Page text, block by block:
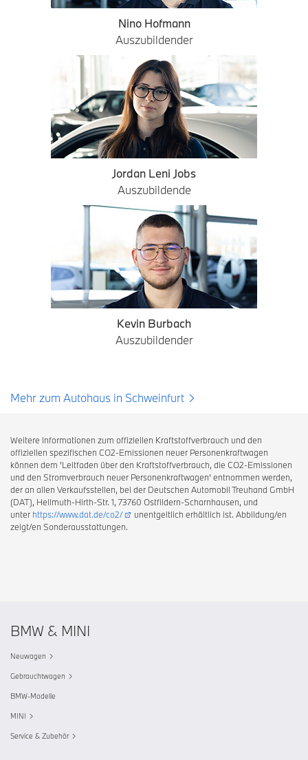
Nino Hofmann
Auszubildender
Jordan Leni Jobs
Auszubildende
Kevin Burbach
Auszubildender
Mehr zum Autohaus in Schweinfurt
Weitere Informationen zum offiziellen Kraftstoffverbrauch und den
offiziellen spezifischen CO2-Emissionen neuer Personenkraftwagen
können dem 'Leitfaden über den Kraftstoffverbrauch, die CO2-Emissionen
und den Stromverbrauch neuer Personenkraftwagen' entnommen werden,
der an allen Verkaufsstellen, bei der Deutschen Automobil Treuhand GmbH
(DAT), Hellmuth-Hirth-Str. 1, 73760 Ostfildern-Scharnhausen, und
unter https://www.dat.de/co2/
unentgeltlich erhältlich ist. Abbildung/en
zeigt/en Sonderausstattungen.
BMW & MINI
Neuwagen
Gebrauchtwagen
BMW-Modelle
MINI
Service & Zubehör